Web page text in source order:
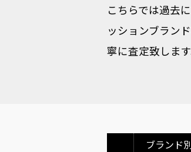
こちらでは過去
ッションブラン
寧に査定致します
ブランド